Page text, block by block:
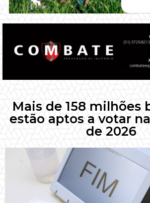
Mais de 158 milhões
estão aptos a votar
de 2026